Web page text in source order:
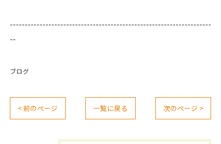
--------------------------------------------------------------------
--
ブログ
< 前のページ 一覧に戻る 次のページ >